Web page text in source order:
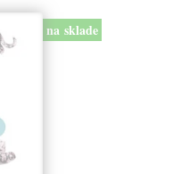
na sklade